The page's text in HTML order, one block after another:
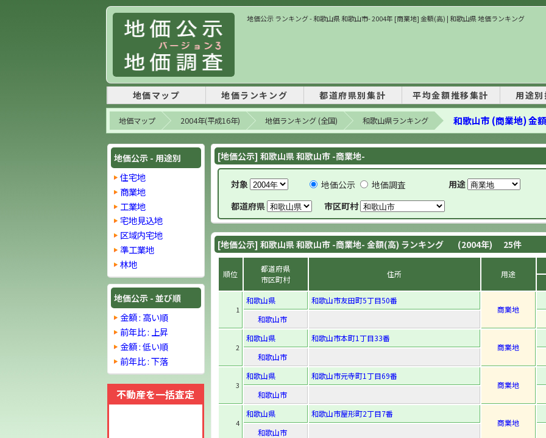
地価公示 ランキング - 和歌山県 和歌山市- 2004年 [商業地] 金額(高) | 和歌山県 地価ランキング
地価マップ 地価ランキング 都道府県別集計 平均金額推移集計 用途
地価マップ 2004年(平成16年) 地価ランキング (全国) 和歌山県ランキング 和歌山市 (商業地) 金
地価公示 - 用途別
住宅地
商業地
工業地
宅地見込地
区域内宅地
準工業地
林地
地価公示 - 並び順
金額 : 高い順
前年比 : 上昇
金額 : 低い順
前年比 : 下落
不動産を一括査定
[地価公示] 和歌山県 和歌山市 -商業地-
対象 地価公示 地価調査
用途
都道府県
市区町村
[地価公示] 和歌山県 和歌山市 -商業地- 金額(高) ランキング (2004年) 25件
順位
都道府県
市区町村
住所 用途
1
和歌山県
和歌山市友田町5丁目50番
商業地
和歌山市
2
和歌山県
和歌山市本町1丁目33番
商業地
和歌山市
3
和歌山県
和歌山市元寺町1丁目69番
商業地
和歌山市
4
和歌山県
和歌山市屋形町2丁目7番
商業地
和歌山市